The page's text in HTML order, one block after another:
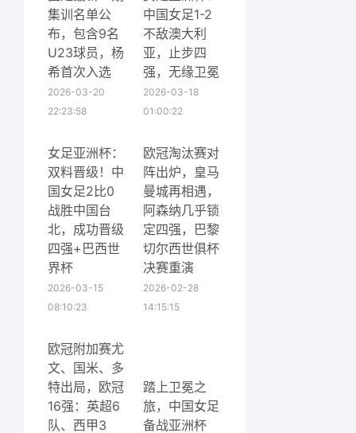
集训名单公
布，包含9名
U23球员，杨
希首次入选
2026-03-20
22:23:58
中国女足1-2
不敌澳大利
亚，止步四
强，无缘卫冕
2026-03-18
01:00:22
女足亚洲杯：
双料晋级！中
国女足2比0
战胜中国台
北，成功晋级
四强+巴西世
界杯
2026-03-15
08:10:23
欧冠淘汰赛对
阵出炉，皇马
曼城再相遇，
阿森纳几乎锁
定四强，巴黎
切尔西世俱杯
决赛重演
2026-02-28
14:15:15
欧冠附加赛尤
文、国米、多
特出局，欧冠
16强：英超6
队、西甲3
踏上卫冕之
旅，中国女足
备战亚洲杯